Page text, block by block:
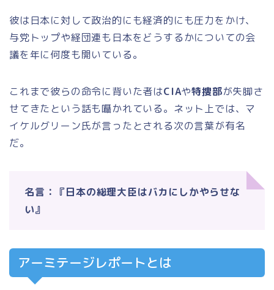
彼は日本に対して政治的にも経済的にも圧力をかけ、
与党トップや経団連も日本をどうするかについての会
議を年に何度も開いている。
これまで彼らの命令に背いた者はCIAや特捜部が失脚さ
せてきたという話も囁かれている。ネット上では、マ
イケルグリーン氏が言ったとされる次の言葉が有名
だ。
名言：『日本の総理大臣はバカにしかやらせな
い』
アーミテージレポートとは